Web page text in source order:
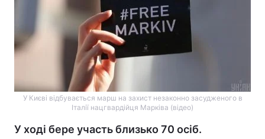
У Києві відбувається марш на захист незаконно засудженого в
Італії нацгвардійця Марківа (відео)
У ході бере участь близько 70 осіб.